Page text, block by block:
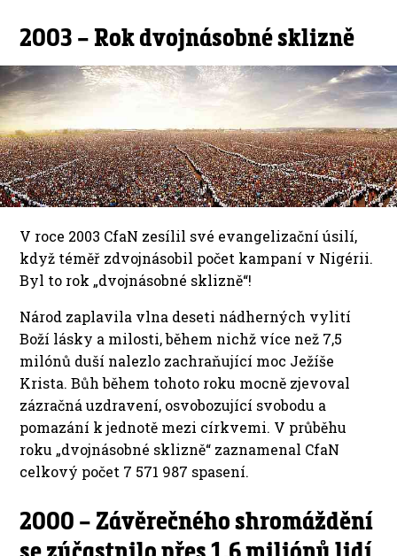
2003 – Rok dvojnásobné sklizně
V roce 2003 CfaN zesílil své evangelizační úsilí,
když téměř zdvojnásobil počet kampaní v Nigérii.
Byl to rok „dvojnásobné sklizně“!
Národ zaplavila vlna deseti nádherných vylití
Boží lásky a milosti, během nichž více než 7,5
milónů duší nalezlo zachraňující moc Ježíše
Krista. Bůh během tohoto roku mocně zjevoval
zázračná uzdravení, osvobozující svobodu a
pomazání k jednotě mezi církvemi. V průběhu
roku „dvojnásobné sklizně“ zaznamenal CfaN
celkový počet 7 571 987 spasení.
2000 – Závěrečného shromáždění